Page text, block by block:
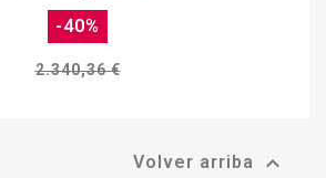
2.340,36 €
-40%
Volver arriba 